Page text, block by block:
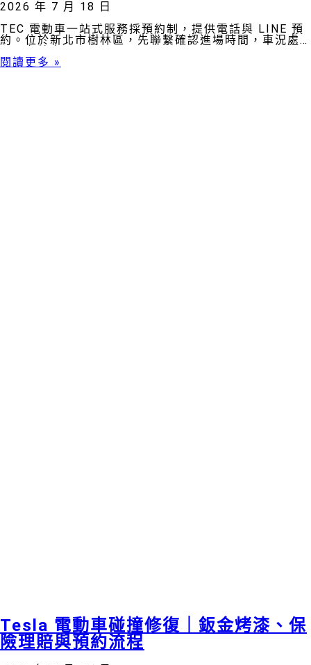
2026 年 7 月 18 日
TEC 電動車一站式服務採預約制，提供電話與 LINE 預
約。位於新北市樹林區，先聯繫確認進場時間，車況處
閱讀更多 »
Tesla 電動車碰撞修復｜鈑金烤漆、保
險理賠與預約流程